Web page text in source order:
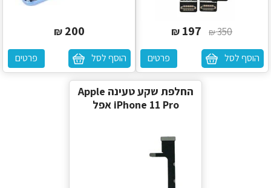
350
₪
197
₪
הוסף לסל פרטים
200
₪
הוסף לסל פרטים
‏החלפת שקע טעינה Apple
iPhone 11 Pro אפל